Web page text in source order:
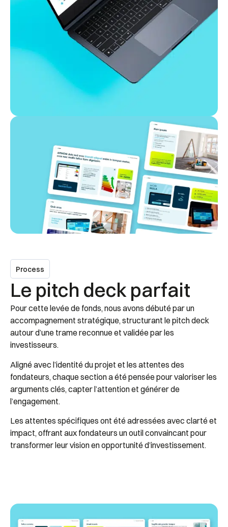
Process
Le pitch deck parfait
Pour cette levée de fonds, nous avons débuté par un
accompagnement stratégique, structurant le pitch deck
autour d’une trame reconnue et validée par les
investisseurs.
Aligné avec l’identité du projet et les attentes des
fondateurs, chaque section a été pensée pour valoriser les
arguments clés, capter l’attention et générer de
l’engagement.
Les attentes spécifiques ont été adressées avec clarté et
impact, offrant aux fondateurs un outil convaincant pour
transformer leur vision en opportunité d’investissement.